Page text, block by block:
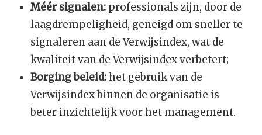
Méér signalen: professionals zijn, door de
laagdrempeligheid, geneigd om sneller te
signaleren aan de Verwijsindex, wat de
kwaliteit van de Verwijsindex verbetert;
Borging beleid:het gebruik van de
Verwijsindex binnen de organisatie is
beter inzichtelijk voor het management.